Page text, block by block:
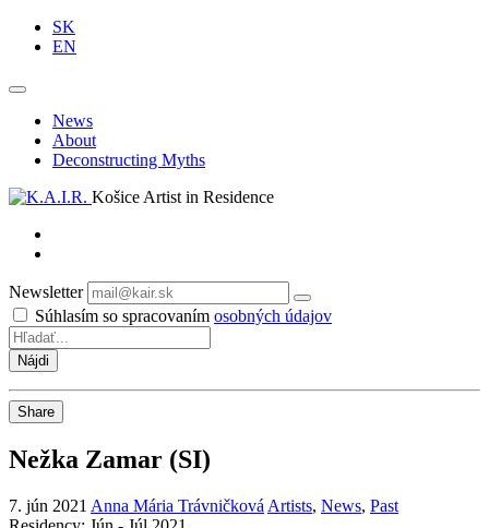
SK
EN
News
About
Deconstructing Myths
Košice Artist in Residence
Newsletter
Odoberať
Súhlasím so spracovaním osobných údajov
Share
Nežka Zamar (SI)
7. jún 2021 Anna Mária Trávničková Artists, News, Past